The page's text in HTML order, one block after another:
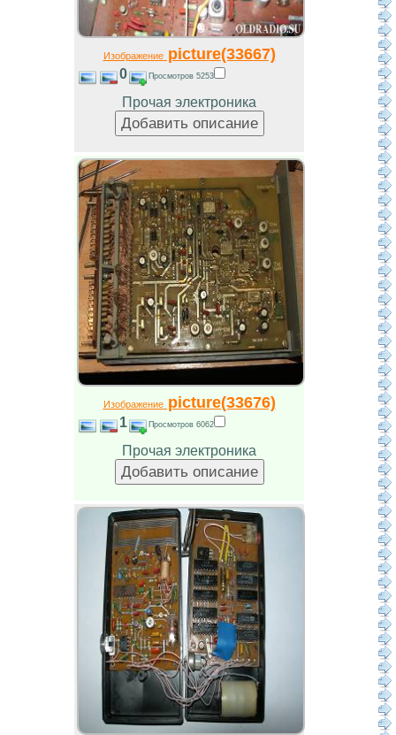
Изображениеpicture(33667)
0 Просмотров 5253
Прочая электроника
Изображениеpicture(33676)
1 Просмотров 6062
Прочая электроника